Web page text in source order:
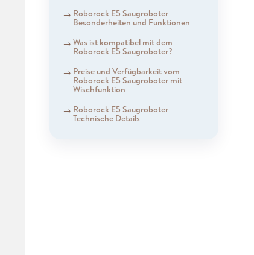
Roborock E5 Saugroboter –
Besonderheiten und Funktionen
Was ist kompatibel mit dem
Roborock E5 Saugroboter?
Preise und Verfügbarkeit vom
Roborock E5 Saugroboter mit
Wischfunktion
Roborock E5 Saugroboter –
Technische Details